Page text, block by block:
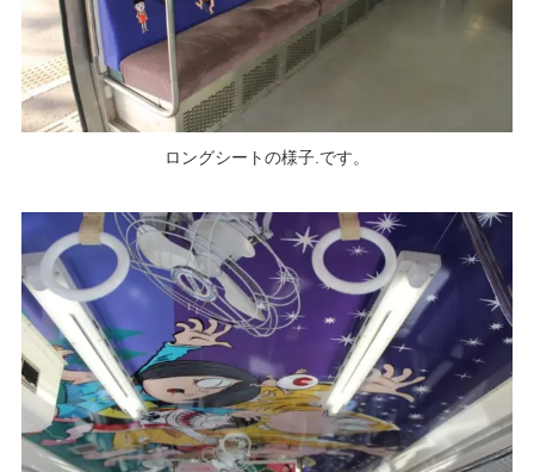
ロングシートの様子.です。